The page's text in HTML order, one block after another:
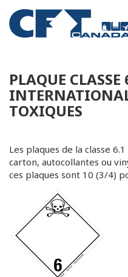
PLAQUE
TOXIQUES
Les plaques de la classe
carton, autocollantes ou
ces plaques sont 10 (3/4)